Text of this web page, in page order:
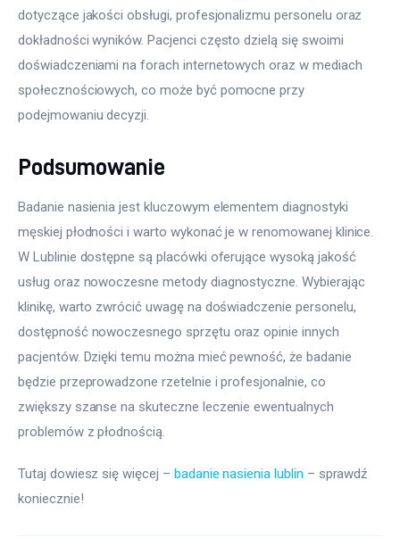
dotyczące jakości obsługi, profesjonalizmu personelu oraz
dokładności wyników. Pacjenci często dzielą się swoimi
doświadczeniami na forach internetowych oraz w mediach
społecznościowych, co może być pomocne przy
podejmowaniu decyzji.
Podsumowanie
Badanie nasienia jest kluczowym elementem diagnostyki
męskiej płodności i warto wykonać je w renomowanej klinice.
W Lublinie dostępne są placówki oferujące wysoką jakość
usług oraz nowoczesne metody diagnostyczne. Wybierając
klinikę, warto zwrócić uwagę na doświadczenie personelu,
dostępność nowoczesnego sprzętu oraz opinie innych
pacjentów. Dzięki temu można mieć pewność, że badanie
będzie przeprowadzone rzetelnie i profesjonalnie, co
zwiększy szanse na skuteczne leczenie ewentualnych
problemów z płodnością.
Tutaj dowiesz się więcej – badanie nasienia lublin – sprawdź
koniecznie!